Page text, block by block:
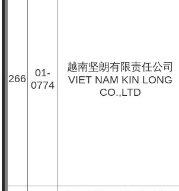
266
01-
0774
越南坚朗有限责任公司
VIET NAM KIN LONG
CO.,LTD